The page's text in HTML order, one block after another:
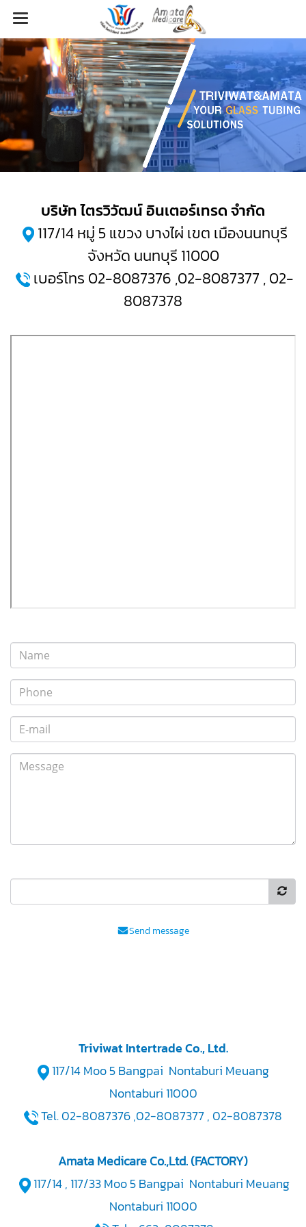
บริษัท ไตรวิวัฒน์ อินเตอร์เทรด จำกัด
117/14 หมู่ 5 แขวง บางไผ่ เขต เมืองนนทบุรี
จังหวัด นนทบุรี 11000
เบอร์โทร 02-8087376 ,02-8087377 , 02-
8087378
Send message
Triviwat Intertrade Co., Ltd.
117/14 Moo 5 Bangpai Nontaburi Meuang
Nontaburi 11000
Tel. 02-8087376 ,02-8087377 , 02-8087378
Amata Medicare Co.,Ltd. (FACTORY)
117/14 , 117/33 Moo 5 Bangpai Nontaburi Meuang
Nontaburi 11000